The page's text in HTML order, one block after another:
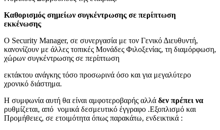
Καθορισμός σημείων συγκέντρωσης σε περίπτωση
εκκένωσης
Ο Security Manager, σε συνεργασία με τον Γενικό Διευθυντή,
κανονίζουν με άλλες τοπικές Μονάδες Φιλοξενίας, τη διαμόρφωση,
χώρων συγκέντρωσης σε περίπτωση
εκτάκτου ανάγκης τόσο προσωρινά όσο και για μεγαλύτερο
χρονικό διάστημα.
Η συμφωνία αυτή θα είναι αμφοτεροβαρής αλλά δεν πρέπει να
ρυθμίζεται, από νομικά δεσμευτικό έγγραφο .Εξοπλισμό και
Προμήθειες, σε ετοιμότητα όπως παρακάτω, ενδεικτικά :